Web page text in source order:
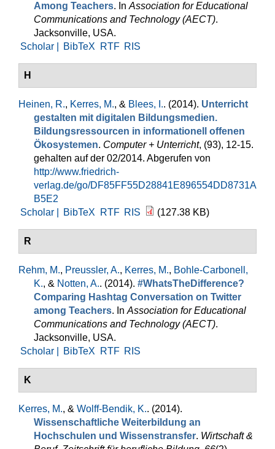
Among Teachers. In Association for Educational
Communications and Technology (AECT).
Jacksonville, USA.
Scholar |
BibTeX RTF RIS
H
Heinen, R., Kerres, M., & Blees, I.. (2014). Unterricht
gestalten mit digitalen Bildungsmedien.
Bildungsressourcen in informationell offenen
Ökosystemen. Computer + Unterricht, (93), 12-15.
gehalten auf der 02/2014. Abgerufen von
http://www.friedrich-
verlag.de/go/DF85FF55D28841E896554DD8731A
B5E2
Scholar |
BibTeX RTF RIS (127.38 KB)
R
Rehm, M., Preussler, A., Kerres, M., Bohle-Carbonell,
K., & Notten, A.. (2014). #WhatsTheDifference?
Comparing Hashtag Conversation on Twitter
among Teachers. In Association for Educational
Communications and Technology (AECT).
Jacksonville, USA.
Scholar |
BibTeX RTF RIS
K
Kerres, M., & Wolff-Bendik, K.. (2014).
Wissenschaftliche Weiterbildung an
Hochschulen und Wissenstransfer. Wirtschaft &